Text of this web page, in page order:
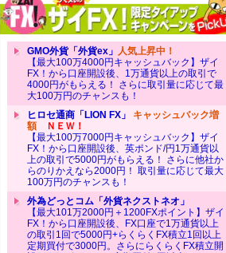
GMO外貨「外貨ex」 人気上昇中！
【最大100万4000円キャッシュバック】ザイ
FX！から口座開設後、1万通貨以上の取引で
4000円がもらえる！ さらに取引量に応じて最
大100万円のチャンスも！
ヒロセ通商「LION FX」 キャッシュバック増
額ＮＥＷ！
【最大100万7000円キャッシュバック】ザイ
FX！から口座開設後、英ポンド/円1万通貨以
上の取引で5000円がもらえる！ さらに他社か
らのりかえなら2000円！ 取引量に応じて最大
100万円のチャンスも！
外為どっとコム「外貨ネクストネオ」
【最大101万2000円＋1200FXポイント】ザイ
FX！から口座開設後、FX口座で1万通貨以上
の取引1回で5000円+らくらくFX積立1回以上
定期買付で3000円。さらにらくらくFX積立開